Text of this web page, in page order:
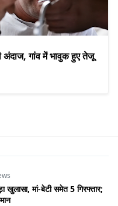
अंदाज, गांव में भावुक हुए तेजू
खुलासा, मां-बेटी समेत 5 गिरफ्तार;